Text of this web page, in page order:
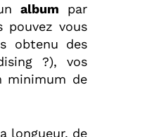
album par
pouvez vous
obtenu des
?), vos
minimum de
longueur, de